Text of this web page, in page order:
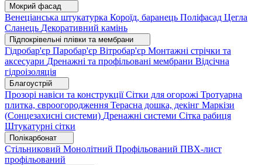
Мокрий фасад
Венеціанська штукатурка Короїд, баранець Поліфасад Цегла
Сланець Декоративний камінь
Підпокрівельні плівки та мембрани
Гідробар'єр Паробар'єр Вітробар'єр Монтажні стрічки та
аксесуари Дренажні та профільовані мембрани Відсічна
гідроізоляція
Благоустрій
Прозорі навіси та конструкціїСітки для огорожі Тротуарна
плитка, євроогородження Терасна дошка, декінг Маркізи
(Сонцезахисні системи) Дренажні системи Сітка рабиця
Штукатурні сітки
Полікарбонат
Стільниковий Монолітний Профільований ПВХ-лист
профільований